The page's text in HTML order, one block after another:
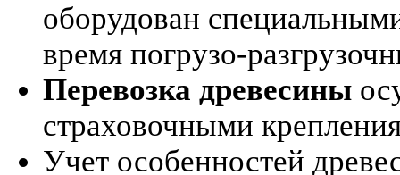
оборудован
время погрузо-
Перевозка древесины
страховочными
Учет особенностей